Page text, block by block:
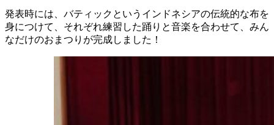
発表時には、バティックというインドネシアの伝統的な布を
身につけて、それぞれ練習した踊りと音楽を合わせて、みん
なだけのおまつりが完成しました！